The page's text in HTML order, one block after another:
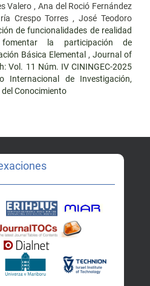
Valero , Ana del Roció Fernández
Crespo Torres , José Teodoro
de funcionalidades de realidad
la participación de
Básica Elemental , Journal of
Vol. 11 Núm. IV CININGEC-2025
Internacional de Investigación,
Conocimiento